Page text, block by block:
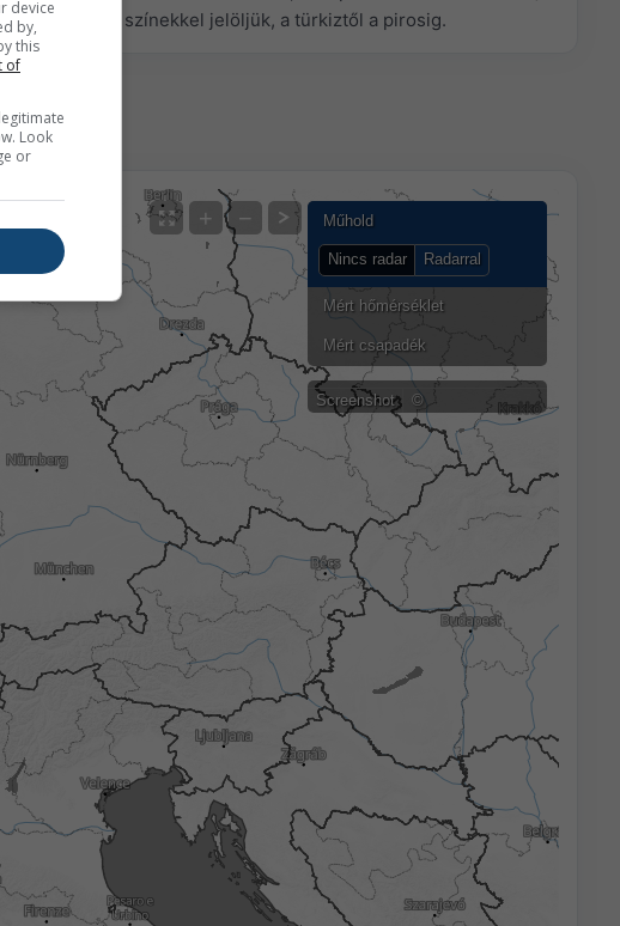
intenzitását színekkel jelöljük, a türkiztől a pirosig.
Screenshot ©
Műhold
Nincs radar Radarral
Mért hőmérséklet
Mért csapadék
+ −
device
by,
this
of
Look
or